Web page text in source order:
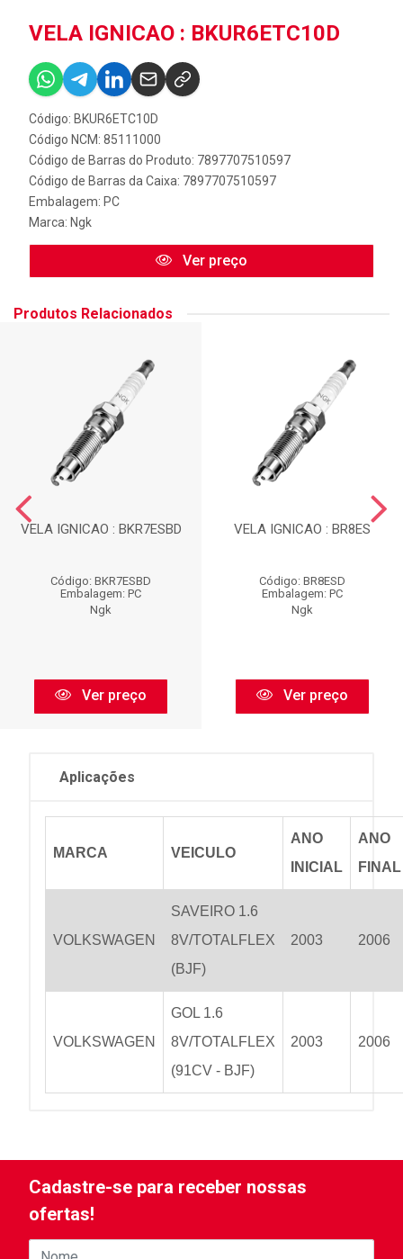
VELA IGNICAO : BKUR6ETC10D
Código: BKUR6ETC10D
Código NCM: 85111000
Código de Barras do Produto: 7897707510597
Código de Barras da Caixa: 7897707510597
Embalagem: PC
Marca: Ngk
Ver preço
Produtos Relacionados
VELA IGNICAO : BKR7ESBD
Código: BKR7ESBD
Embalagem: PC
Ngk
Ver preço
VELA IGNICAO : BR8ES
Código: BR8ESD
Embalagem: PC
Ngk
Ver preço
Aplicações
MARCA VEICULO
ANO
INICIAL
ANO
FINAL
VOLKSWAGEN
SAVEIRO 1.6
8V/TOTALFLEX
(BJF)
2003 2006
VOLKSWAGEN
GOL 1.6
8V/TOTALFLEX
(91CV - BJF)
2003 2006
Cadastre-se para receber nossas
ofertas!